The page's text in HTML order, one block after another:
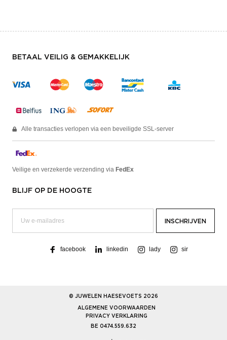
BETAAL VEILIG & GEMAKKELIJK
Alle transacties verlopen via een beveiligde SSL-server
Veilige en verzekerde verzending via FedEx
BLIJF OP DE HOOGTE
facebook linkedin lady sir
© JUWELEN HAESEVOETS 2026
ALGEMENE VOORWAARDEN
PRIVACY VERKLARING
BE 0474.559.632